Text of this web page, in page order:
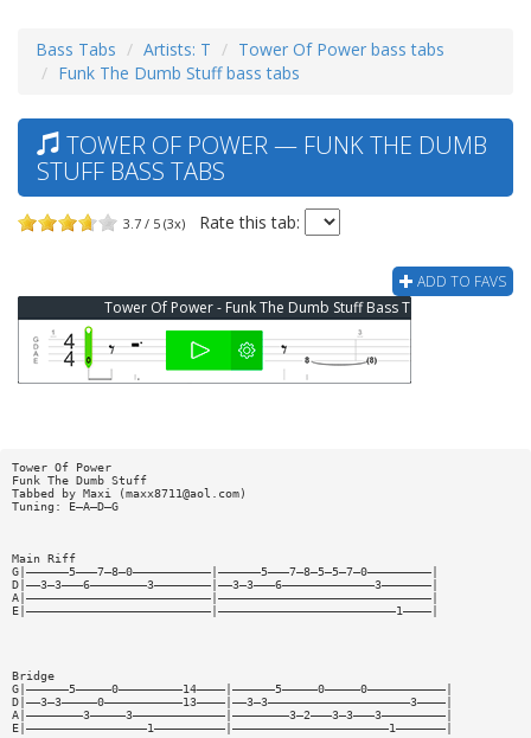
Bass Tabs Artists: T
Tower Of Power bass tabs
Funk The Dumb Stuff bass tabs
TOWER OF POWER — FUNK THE DUMB
STUFF BASS TABS
3.7 / 5 (3x) Rate this tab:
ADD TO FAVS
Tower Of Power - Funk The Dumb Stuff Bass Tab
Tower Of Power
Funk The Dumb Stuff
Tabbed by Maxi (maxx8711@aol.com)
Tuning: E—A—D—G
Main Riff
G|——————5———7—8—0———————————|——————5———7—8—5—5—7—0—————————|
D|——3—3———6————————3————————|——3—3———6—————————————3———————|
A|——————————————————————————|——————————————————————————————|
E|——————————————————————————|—————————————————————————1————|
Bridge
G|——————5—————0—————————14————|——————5—————0—————0———————————|
D|——3—3—————0———————————13————|——3—3————————————————————3————|
A|————————3—————3—————————————|————————3—2———3—3———3—————————|
E|—————————————————1——————————|——————————————————————1———————|